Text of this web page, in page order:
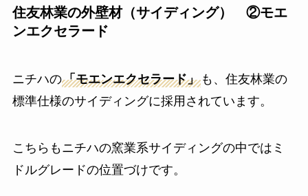
住友林業の外壁材（サイディング） ②モエ
ンエクセラード
ニチハの「モエンエクセラード」も、住友林業の
標準仕様のサイディングに採用されています。
こちらもニチハの窯業系サイディングの中ではミ
ドルグレードの位置づけです。